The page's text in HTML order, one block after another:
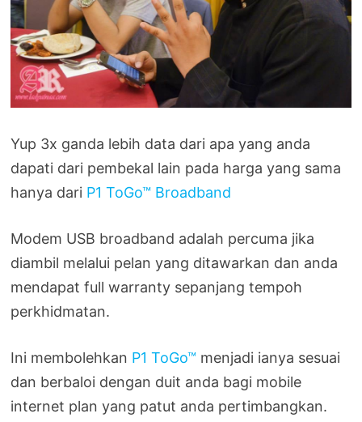
Yup 3x ganda lebih data dari apa yang anda
dapati dari pembekal lain pada harga yang sama
hanya dari P1 ToGo™ Broadband
Modem USB broadband adalah percuma jika
diambil melalui pelan yang ditawarkan dan anda
mendapat full warranty sepanjang tempoh
perkhidmatan.
Ini membolehkan P1 ToGo™ menjadi ianya sesuai
dan berbaloi dengan duit anda bagi mobile
internet plan yang patut anda pertimbangkan.